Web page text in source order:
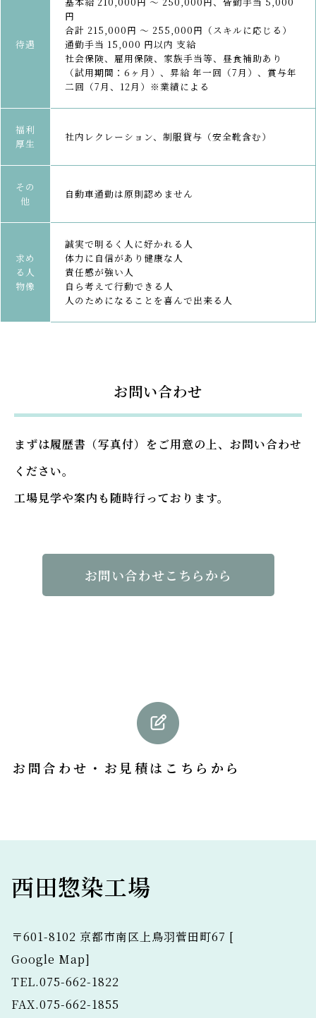
待遇
円
合計 215,000円 ～ 255,000円（スキルに応じる）
通勤手当 15,000 円以内 支給
社会保険、雇用保険、家族手当等、昼食補助あり
（試用期間：6ヶ月）、昇給 年一回（7月）、賞与年
二回（7月、12月）※業績による
福利
厚生
社内レクレーション、制服貸与（安全靴含む）
その
他
自動車通勤は原則認めません
求め
る人
物像
誠実で明るく人に好かれる人
体力に自信があり健康な人
責任感が強い人
自ら考えて行動できる人
人のためになることを喜んで出来る人
お問い合わせ
まずは履歴書（写真付）をご用意の上、お問い合わせ
ください。
工場見学や案内も随時行っております。
お問い合わせこちらから
お問合わせ・お見積はこちらから
西田惣染工場
〒601-8102 京都市南区上鳥羽菅田町67 [
Google Map]
TEL.075-662-1822
FAX.075-662-1855